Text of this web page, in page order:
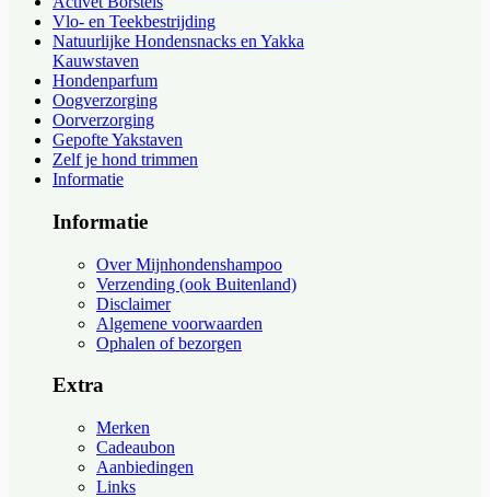
Vlo- en Teekbestrijding
Natuurlijke Hondensnacks en Yakka
Kauwstaven
Hondenparfum
Oogverzorging
Oorverzorging
Gepofte Yakstaven
Zelf je hond trimmen
Informatie
Informatie
Over Mijnhondenshampoo
Verzending (ook Buitenland)
Disclaimer
Algemene voorwaarden
Ophalen of bezorgen
Extra
Merken
Cadeaubon
Aanbiedingen
Links